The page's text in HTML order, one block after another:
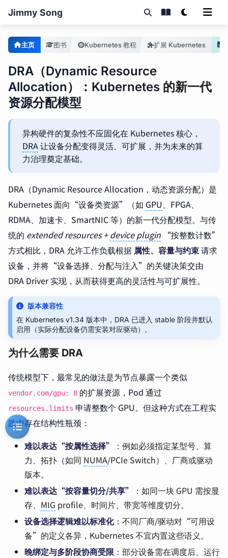
Jimmy Song
主页 图书 Kubernetes 教程 扩展 Kubernetes
DRA（Dynamic Resource
Allocation）：Kubernetes 的新一代
资源分配模型
异构硬件的复杂性不应固化在 Kubernetes 核心，
DRA让设备分配变得灵活、可扩展，并为未来的算
力治理奠定基础。
DRA（Dynamic Resource Allocation，动态资源分配）是
Kubernetes 面向“设备类资源”（如 GPU、FPGA、
RDMA、加速卡、SmartNIC 等）的新一代分配模型。与传
统的 extended resources +device plugin “按整数计数”
方式相比，DRA 允许工作负载根据 属性、容量与约束请求
设备，并将“设备选择、分配与注入”的关键决策交由
DRA Driver 实现，从而获得更高的灵活性与可扩展性。
版本兼容性
在 Kubernetes v1.34 版本中，DRA 已进入 stable 阶段并默认
启用（实际分配设备仍需安装对应驱动）。
为什么需要 DRA
传统模型下，最常见的做法是为节点暴露一个类似
vendor.com/gpu: 8 的扩展资源，Pod 通过
resources.limits 申请整数个 GPU。但这种方式在工程实
践中存在结构性瓶颈：
难以表达“按属性选择”
：例如必须指定某型号、算
力、拓扑（如同 NUMA/PCIe Switch）、厂商或驱动
版本。
难以表达“按容量切分/共享”
：如同一块 GPU 需按显
存、 MIG profile、时间片、带宽等维度切分。
设备选择逻辑难以标准化：不同厂商/驱动对“可用设
备”的定义各异，Kubernetes 不宜内置这些语义。
晚绑定与多阶段协商受限 ：部分设备需在调度后、运行